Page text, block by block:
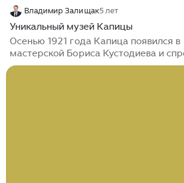
Владимир Залищак5 лет
Уникальный музей Капицы
Осенью 1921 года Капица появился в
мастерской Бориса Кустодиева и
он рисует портреты знаменитостей,